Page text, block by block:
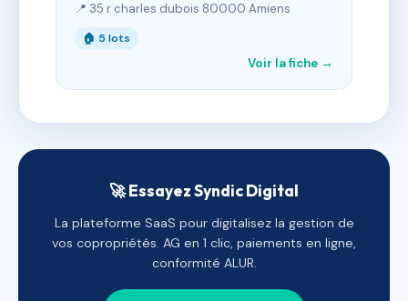
📍 35 r charles dubois 80000 Amiens
🏠 5 lots
Voir la fiche →
🚀 Essayez Syndic Digital
La plateforme SaaS pour digitalisez la gestion de
vos copropriétés. AG en 1 clic, paiements en ligne,
conformité ALUR.